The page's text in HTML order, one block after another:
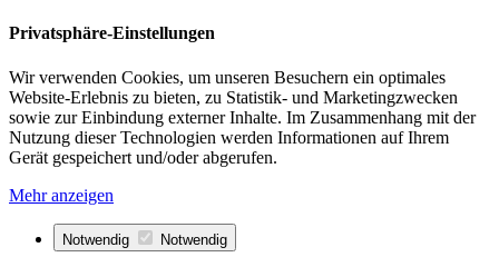
Privatsphäre-Einstellungen
Wir verwenden Cookies, um unseren Besuchern ein optimales
Website-Erlebnis zu bieten, zu Statistik- und Marketingzwecken
sowie zur Einbindung externer Inhalte. Im Zusammenhang mit der
Nutzung dieser Technologien werden Informationen auf Ihrem
Gerät gespeichert und/oder abgerufen.
Mehr anzeigen
Notwendig Notwendig